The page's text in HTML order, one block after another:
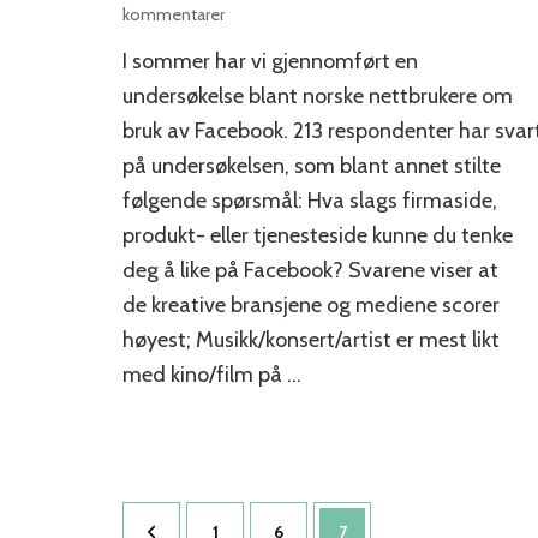
kommentarertil
slags
firmasider
Facebook-
brukerne
I sommer har vi gjennomført en
undersøkelse blant norske nettbrukere om
bruk av Facebook. 213 respondenter har
på undersøkelsen, som blant annet stilte
følgende spørsmål: Hva slags firmaside,
produkt- eller tjenesteside kunne du tenke
deg å like på Facebook? Svarene viser at
de kreative bransjene og mediene scorer
høyest; Musikk/konsert/artist er mest likt
med kino/film på …
Sidepaginering
Side
1 Side
6 Side
7